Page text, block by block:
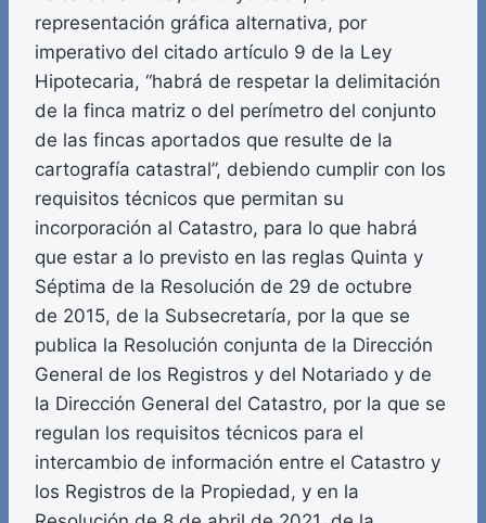
representación gráfica alternativa, por
imperativo del citado artículo 9 de la Ley
Hipotecaria, “habrá de respetar la delimitación
de la finca matriz o del perímetro del conjunto
de las fincas aportados que resulte de la
cartografía catastral”, debiendo cumplir con los
requisitos técnicos que permitan su
incorporación al Catastro, para lo que habrá
que estar a lo previsto en las reglas Quinta y
Séptima de la Resolución de 29 de octubre
de 2015, de la Subsecretaría, por la que se
publica la Resolución conjunta de la Dirección
General de los Registros y del Notariado y de
la Dirección General del Catastro, por la que se
regulan los requisitos técnicos para el
intercambio de información entre el Catastro y
los Registros de la Propiedad, y en la